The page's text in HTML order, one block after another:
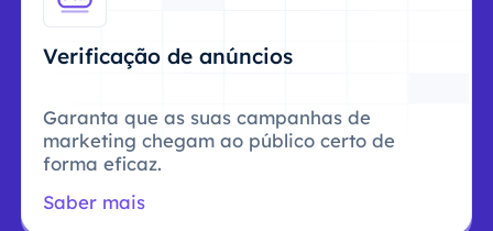
Verificação de anúncios
Garanta que as suas campanhas de
marketing chegam ao público certo de
forma eficaz.
Saber mais